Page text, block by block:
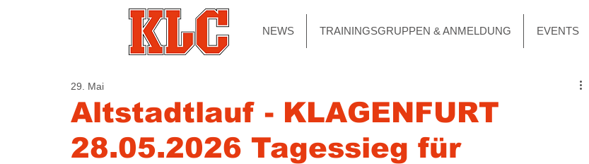
NEWS TRAININGSGRUPPEN & ANMELDUNG EVENTS
Altstadtlauf - KLAGENFURT
28.05.2026 Tagessieg für
29. Mai